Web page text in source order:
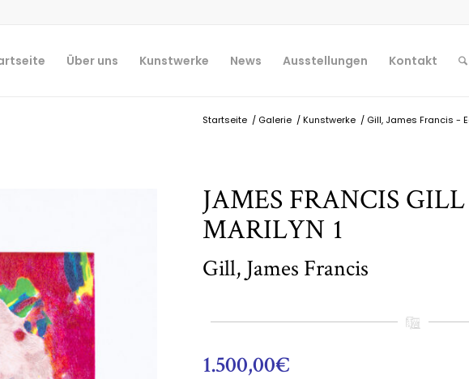
Über uns Kunstwerke News Ausstellungen Kontakt
Startseite / Galerie /Kunstwerke / Gill, James Francis -
JAMES FRANCIS
MARILYN 1
Gill, James Francis
1.500,00€